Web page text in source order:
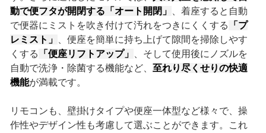
動で便フタが開閉する「オート開閉」
、着座すると自動
で便器にミストを吹き付けて汚れをつきにくくする
「プ
レミスト」
、便座を簡単に持ち上げて隙間を掃除しやす
くする
「便座リフトアップ」
、そして使用後にノズルを
自動で洗浄・除菌する機能など、 至れり尽くせりの快適
機能が満載です。
リモコンも、壁掛けタイプや便座一体型など様々で、操
作性やデザイン性も考慮して選ぶことができます。これ